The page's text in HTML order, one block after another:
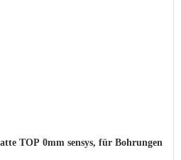
TOP 0mm sensys, für Bohrungen